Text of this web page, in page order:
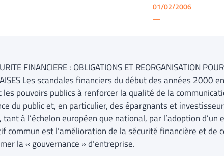
01/02/2006
—
FINANCIERE : OBLIGATIONS ET REORGANISATION
Les scandales financiers du début des années 2000
les pouvoirs publics à renforcer la qualité de la
du public et, en particulier, des épargnants et
à l’échelon européen que national, par l’adoption
commun est l’amélioration de la sécurité financière et de
la « gouvernance » d’entreprise.